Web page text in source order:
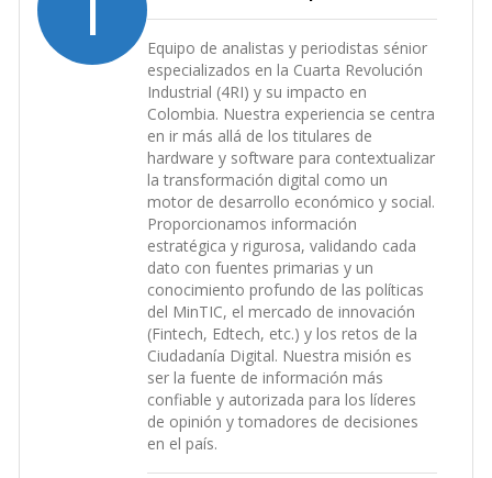
Equipo de analistas y periodistas sénior
especializados en la Cuarta Revolución
Industrial (4RI) y su impacto en
Colombia. Nuestra experiencia se centra
en ir más allá de los titulares de
hardware y software para contextualizar
la transformación digital como un
motor de desarrollo económico y social.
Proporcionamos información
estratégica y rigurosa, validando cada
dato con fuentes primarias y un
conocimiento profundo de las políticas
del MinTIC, el mercado de innovación
(Fintech, Edtech, etc.) y los retos de la
Ciudadanía Digital. Nuestra misión es
ser la fuente de información más
confiable y autorizada para los líderes
de opinión y tomadores de decisiones
en el país.